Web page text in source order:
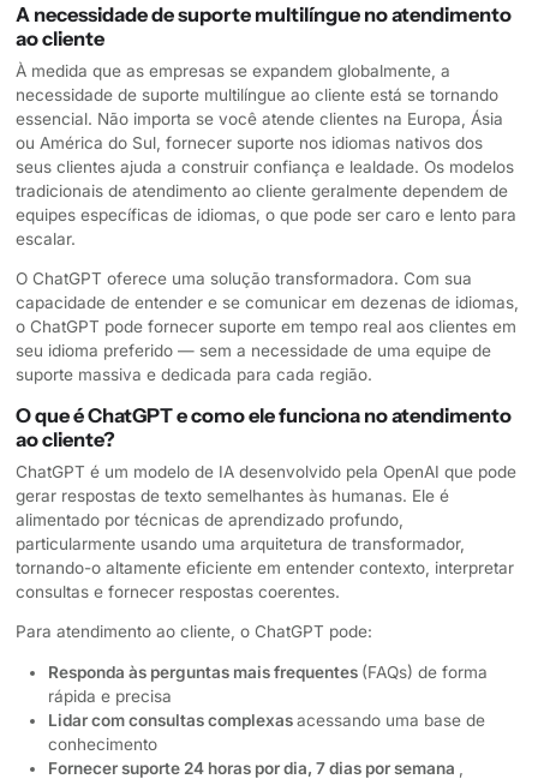
A necessidade de suporte multilíngue no atendimento
ao cliente
À medida que as empresas se expandem globalmente, a
necessidade de suporte multilíngue ao cliente está se tornando
essencial. Não importa se você atende clientes na Europa, Ásia
ou América do Sul, fornecer suporte nos idiomas nativos dos
seus clientes ajuda a construir confiança e lealdade. Os modelos
tradicionais de atendimento ao cliente geralmente dependem de
equipes específicas de idiomas, o que pode ser caro e lento para
escalar.
O ChatGPT oferece uma solução transformadora. Com sua
capacidade de entender e se comunicar em dezenas de idiomas,
o ChatGPT pode fornecer suporte em tempo real aos clientes em
seu idioma preferido — sem a necessidade de uma equipe de
suporte massiva e dedicada para cada região.
O que é ChatGPT e como ele funciona no atendimento
ao cliente?
ChatGPT é um modelo de IA desenvolvido pela OpenAI que pode
gerar respostas de texto semelhantes às humanas. Ele é
alimentado por técnicas de aprendizado profundo,
particularmente usando uma arquitetura de transformador,
tornando-o altamente eficiente em entender contexto, interpretar
consultas e fornecer respostas coerentes.
Para atendimento ao cliente, o ChatGPT pode:
Responda às perguntas mais frequentes (FAQs) de forma
rápida e precisa
Lidar com consultas complexasacessando uma base de
conhecimento
Fornecer suporte 24 horas por dia, 7 dias por semana